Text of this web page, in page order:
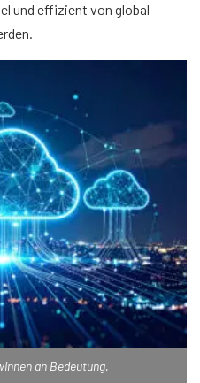
und effizient von global
an Bedeutung.